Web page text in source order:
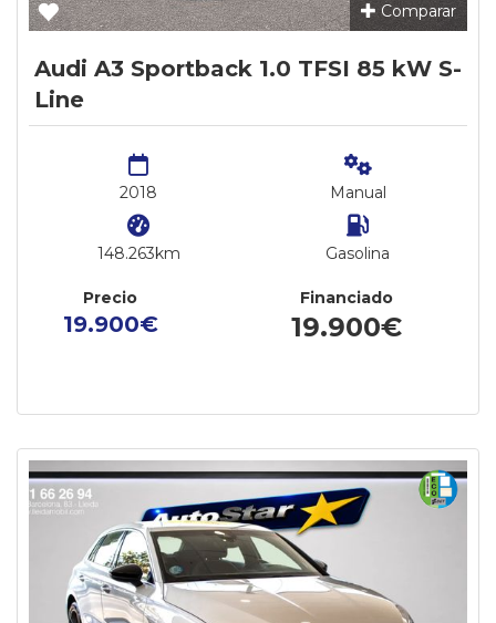
Comparar
Audi A3 Sportback 1.0 TFSI 85 kW S-
Line
2018
148.263km
Manual
Gasolina
Precio
19.900€
Financiado
19.900€